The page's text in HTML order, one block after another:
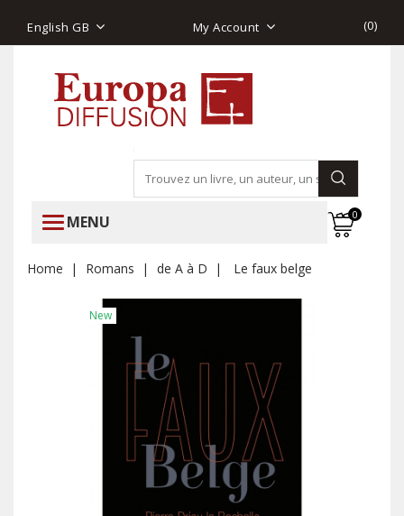
English GB My Account (0)
MENU 0
Home Romans de A à D Le faux belge
New